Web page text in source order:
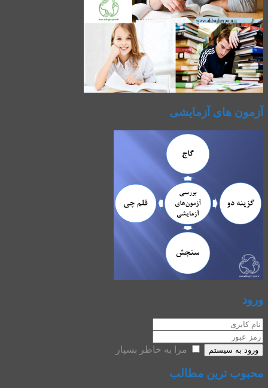
آزمون های آزمایشی
ورود
ورود به سیستم مرا به خاطر بسپار
محبوب ترین مطالب